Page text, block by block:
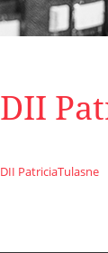
DII
DII PatriciaTulasne